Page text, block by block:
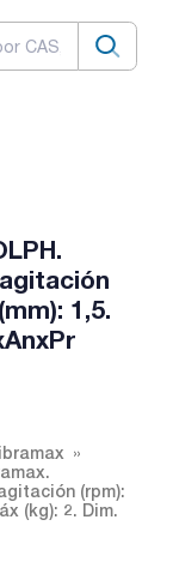
1,5.
(rpm):
(kg): 2. Dim.